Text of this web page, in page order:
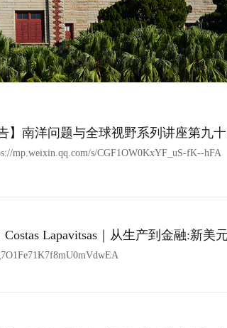
】南洋问题与全球视野系列讲座第九
的国际化合作
mp.weixin.qq.com/s/CGF1OW0KxYF_uS-fK--hFA
Lapavitsas｜从生产到金融:新美